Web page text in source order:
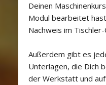
Deinen
Modul bearbeitet
Nachweis im
Außerdem gibt es
Unterlagen, die Dich
der Werkstatt und